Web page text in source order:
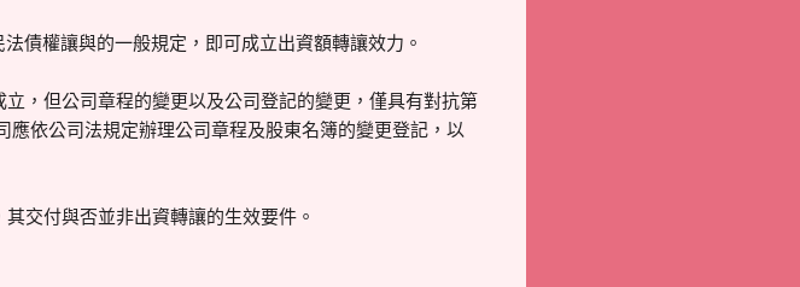
與的一般規定，即可成立出資額轉讓效力。
，但公司章程的變更以及公司登記的變更，僅具有對抗第
依公司法規定辦理公司章程及股東名簿的變更登記，以
交付與否並非出資轉讓的生效要件。